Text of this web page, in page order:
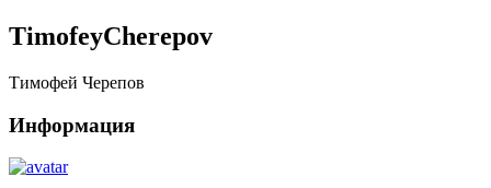
TimofeyCherepov
Тимофей Черепов
Информация